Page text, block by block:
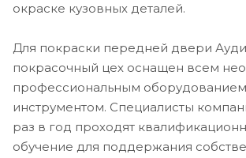
окраске кузовных деталей.
Для покраски передней двери
покрасочный цех оснащен всем
профессиональным
инструментом. Специалисты
раз в год проходят
обучение для поддержания